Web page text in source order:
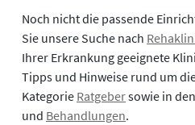
Noch nicht die passende
Sie unsere Suche nach
Ihrer Erkrankung geeignete
Tipps und Hinweise rund um
Kategorie Ratgebersowie in
und Behandlungen.